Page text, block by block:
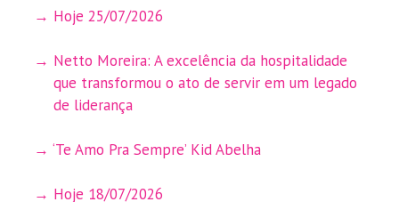
Hoje 25/07/2026
Netto Moreira: A excelência da hospitalidade
que transformou o ato de servir em um legado
de liderança
‘Te Amo Pra Sempre’ Kid Abelha
Hoje 18/07/2026